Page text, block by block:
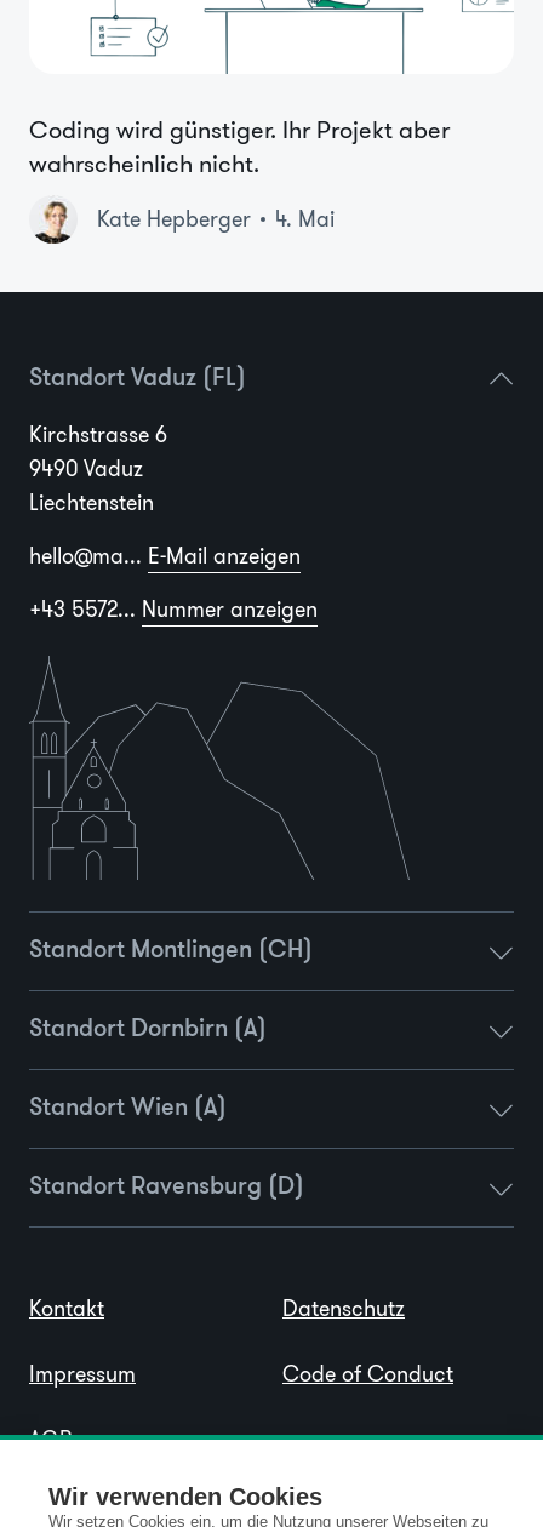
Wir verwenden Cookies
Wir setzen Cookies ein, um die Nutzung unserer Webseiten zu
Coding wird günstiger. Ihr Projekt aber
wahrscheinlich nicht.
Kate Hepberger 4. Mai
Standort Vaduz (FL)
Kirchstrasse 6
9490 Vaduz
Liechtenstein
hello@ma... E-Mail anzeigen
+43 5572... Nummer anzeigen
Standort Montlingen (CH)
Standort Dornbirn (A)
Standort Wien (A)
Standort Ravensburg (D)
Kontakt
Impressum
AGB
Datenschutz
Code of Conduct